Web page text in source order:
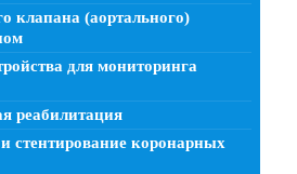
клапана (аортального)
для мониторинга
реабилитация
стентирование коронарных